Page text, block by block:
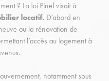
? La loi Pinel visait à
locatif. D’abord en
ou la rénovation de
l’accès au logement à
notamment sous